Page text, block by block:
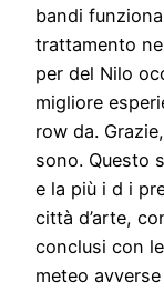
bandi
trattamento
per del Nilo
migliore
row da.
sono. Questo
e la più i d i
città d’arte,
conclusi con
meteo